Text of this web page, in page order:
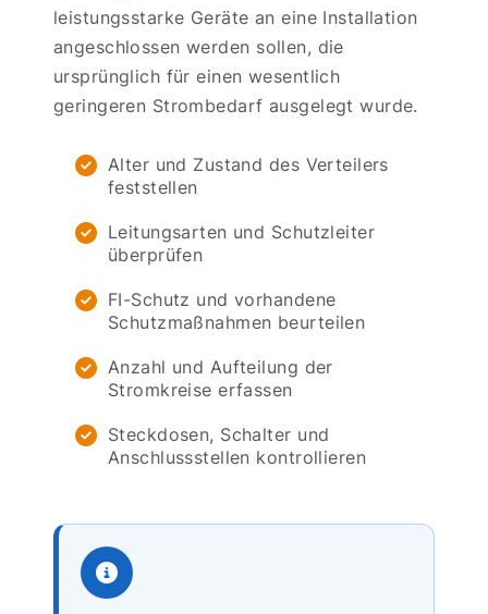
leistungsstarke Geräte an eine Installation
angeschlossen werden sollen, die
ursprünglich für einen wesentlich
geringeren Strombedarf ausgelegt wurde.
Alter und Zustand des Verteilers
feststellen
Leitungsarten und Schutzleiter
überprüfen
FI-Schutz und vorhandene
Schutzmaßnahmen beurteilen
Anzahl und Aufteilung der
Stromkreise erfassen
Steckdosen, Schalter und
Anschlussstellen kontrollieren